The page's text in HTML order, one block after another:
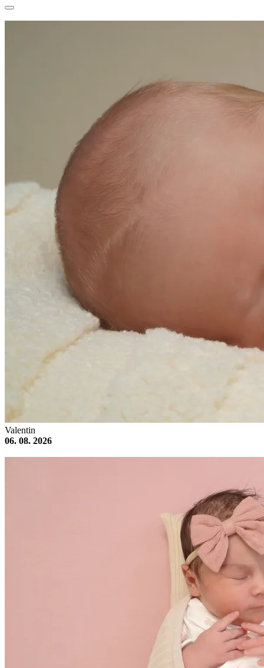
Valentin
06. 08. 2026